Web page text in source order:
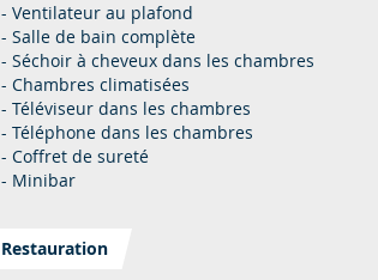
- Ventilateur au plafond
- Salle de bain complète
- Séchoir à cheveux dans les chambres
- Chambres climatisées
- Téléviseur dans les chambres
- Téléphone dans les chambres
- Coffret de sureté
- Minibar
Restauration